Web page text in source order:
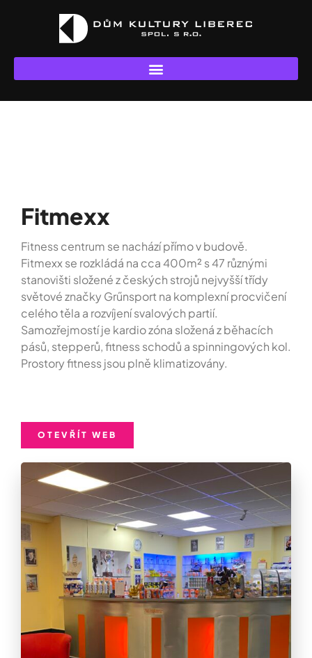
Fitmexx
Fitmexx
Fitness centrum se nachází přímo v budově.
Fitmexx se rozkládá na cca 400m² s 47 různými
stanovišti složené z českých strojů nejvyšší třídy
světové značky Grűnsport na komplexní procvičení
celého těla a rozvíjení svalových partií.
Samozřejmostí je kardio zóna složená z běhacích
pásů, stepperů, fitness schodů a spinningových kol.
Prostory fitness jsou plně klimatizovány.
OTEVŘÍT WEB